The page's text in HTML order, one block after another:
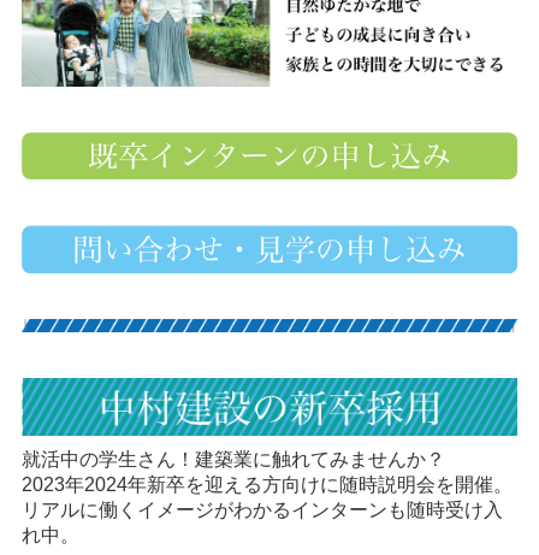
就活中の学生さん！建築業に触れてみませんか？
2023年2024年新卒を迎える方向けに随時説明会を開催。
リアルに働くイメージがわかるインターンも随時受け入
れ中。